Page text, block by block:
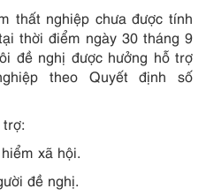
thất nghiệp chưa được tính
thời điểm ngày 30 tháng 9
đề nghị được hưởng hỗ trợ
theo Quyết định số
xã hội.
đề nghị.